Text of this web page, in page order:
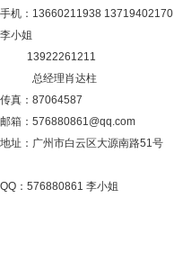
手机：13660211938 13719402170
李小姐
13922261211
总经理肖达柱
传真：87064587
邮箱：576880861@qq.com
地址：广州市白云区大源南路51号
QQ：576880861 李小姐